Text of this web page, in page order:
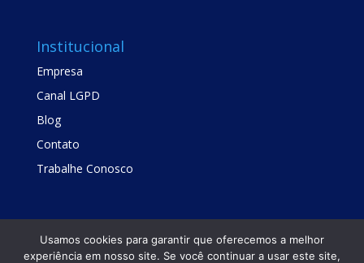
Institucional
Empresa
Canal LGPD
Blog
Contato
Trabalhe Conosco
Usamos cookies para garantir que oferecemos a melhor
experiência em nosso site. Se você continuar a usar este site,